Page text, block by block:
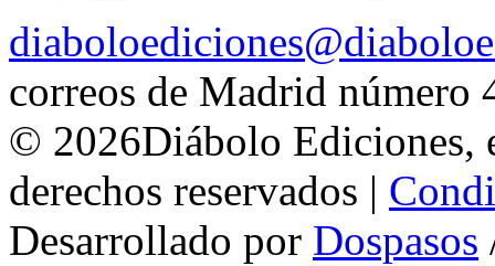
correos de Madrid número
© 2026Diábolo Ediciones,
derechos reservados |
Desarrollado por Dospasos